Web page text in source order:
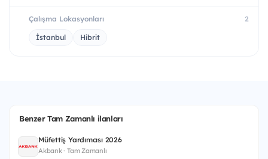
Çalışma Lokasyonları 2
İstanbul Hibrit
Benzer Tam Zamanlı ilanları
Müfettiş Yardımcısı 2026
Akbank · Tam Zamanlı